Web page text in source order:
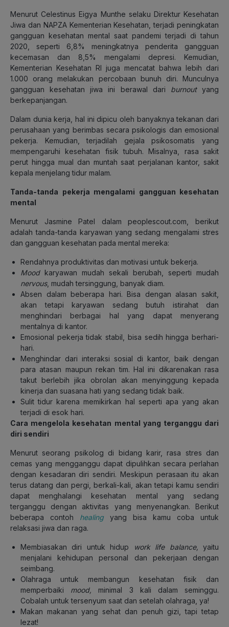
Menurut Celestinus Eigya Munthe selaku Direktur Kesehatan
Jiwa dan NAPZA Kementerian Kesehatan, terjadi peningkatan
gangguan kesehatan mental saat pandemi terjadi di tahun
2020, seperti 6,8% meningkatnya penderita gangguan
kecemasan dan 8,5% mengalami depresi. Kemudian,
Kementerian Kesehatan RI juga mencatat bahwa lebih dari
1.000 orang melakukan percobaan bunuh diri. Munculnya
gangguan kesehatan jiwa ini berawal dari burnoutyang
berkepanjangan.
Dalam dunia kerja, hal ini dipicu oleh banyaknya tekanan dari
perusahaan yang berimbas secara psikologis dan emosional
pekerja. Kemudian, terjadilah gejala psikosomatis yang
mempengaruhi kesehatan fisik tubuh. Misalnya, rasa sakit
perut hingga mual dan muntah saat perjalanan kantor, sakit
kepala menjelang tidur malam.
Tanda-tanda pekerja mengalami gangguan kesehatan
mental
Menurut Jasmine Patel dalam peoplescout.com, berikut
adalah tanda-tanda karyawan yang sedang mengalami stres
dan gangguan kesehatan pada mental mereka:
Rendahnya produktivitas dan motivasi untuk bekerja.
Mood karyawan mudah sekali berubah, seperti mudah
nervous, mudah tersinggung, banyak diam.
Absen dalam beberapa hari. Bisa dengan alasan sakit,
akan tetapi karyawan sedang butuh istirahat dan
menghindari berbagai hal yang dapat menyerang
mentalnya di kantor.
Emosional pekerja tidak stabil, bisa sedih hingga berhari-
hari.
Menghindar dari interaksi sosial di kantor, baik dengan
para atasan maupun rekan tim. Hal ini dikarenakan rasa
takut berlebih jika obrolan akan menyinggung kepada
kinerja dan suasana hati yang sedang tidak baik.
Sulit tidur karena memikirkan hal seperti apa yang akan
terjadi di esok hari.
Cara mengelola kesehatan mental yang terganggu dari
diri sendiri
Menurut seorang psikolog di bidang karir, rasa stres dan
cemas yang mengganggu dapat dipulihkan secara perlahan
dengan kesadaran diri sendiri. Meskipun perasaan itu akan
terus datang dan pergi, berkali-kali, akan tetapi kamu sendiri
dapat menghalangi kesehatan mental yang sedang
terganggu dengan aktivitas yang menyenangkan. Berikut
beberapa contoh healing yang bisa kamu coba untuk
relaksasi jiwa dan raga.
Membiasakan diri untuk hidup work life balance,yaitu
menjalani kehidupan personal dan pekerjaan dengan
seimbang.
Olahraga untuk membangun kesehatan fisik dan
memperbaiki mood, minimal 3 kali dalam seminggu.
Cobalah untuk tersenyum saat dan setelah olahraga, ya!
Makan makanan yang sehat dan penuh gizi, tapi tetap
lezat!